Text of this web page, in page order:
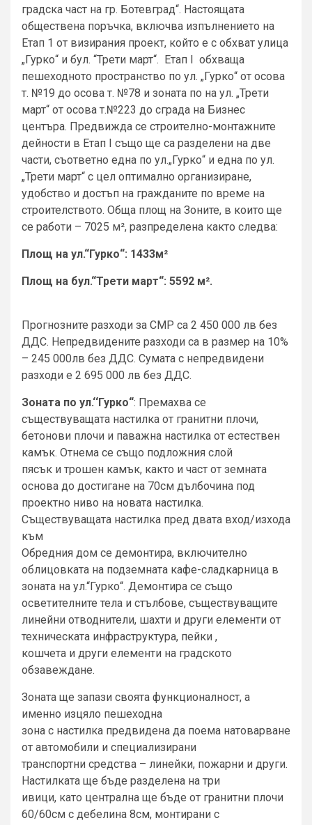
градска част на гр. Ботевград“. Настоящата
обществена поръчка, включва изпълнението на
Етап 1 от визирания проект, който е с обхват улица
„Гурко“ и бул. “Трети март“. Етап I обхваща
пешеходното пространство по ул. „Гурко“ от осова
т. №19 до осова т. №78 и зоната по на ул. „Трети
март“ от осова т.№223 до сграда на Бизнес
центъра. Предвижда се строително-монтажните
дейности в Етап I също ще са разделени на две
части, съответно една по ул.„Гурко“ и една по ул.
„Трети март“ с цел оптимално организиране,
удобство и достъп на гражданите по време на
строителството. Обща площ на Зоните, в които ще
се работи – 7025 м², разпределена както следва:
Площ на ул.“Гурко“: 1433м²
Площ на бул.“Трети март“: 5592 м².
Прогнозните разходи за СМР са 2 450 000 лв без
ДДС. Непредвидените разходи са в размер на 10%
– 245 000лв без ДДС. Сумата с непредвидени
разходи е 2 695 000 лв без ДДС.
Зоната по ул.‘‘Гурко“: Премахва се
съществуващата настилка от гранитни плочи,
бетонови плочи и паважна настилка от естествен
камък. Отнема се също подложния слой
пясък и трошен камък, както и част от земната
основа до достигане на 70см дълбочина под
проектно ниво на новата настилка.
Съществуващата настилка пред двата вход/изхода
към
Обредния дом се демонтира, включително
облицовката на подземната кафе-сладкарница в
зоната на ул.“Гурко“. Демонтира се също
осветителните тела и стълбове, съществуващите
линейни отводнители, шахти и други елементи от
техническата инфраструктура, пейки ,
кошчета и други елементи на градското
обзавеждане.
Зоната ще запази своята функционалност, а
именно изцяло пешеходна
зона с настилка предвидена да поема натоварване
от автомобили и специализирани
транспортни средства – линейки, пожарни и други.
Настилката ще бъде разделена на три
ивици, като централна ще бъде от гранитни плочи
60/60см с дебелина 8см, монтирани с